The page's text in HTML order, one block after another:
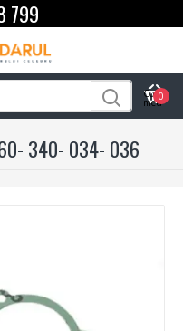
799
0
340- 034- 036